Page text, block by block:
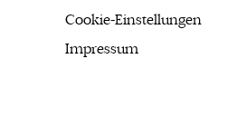
Cookie-Einstellungen
Impressum